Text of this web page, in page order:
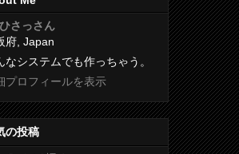
ひさっさん
府, Japan
なシステムでも作っちゃう。
プロフィールを表示
の投稿